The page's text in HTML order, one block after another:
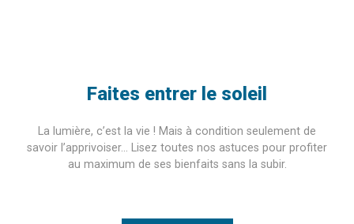
Faites entrer le soleil
La lumière, c’est la vie ! Mais à condition seulement de
savoir l’apprivoiser… Lisez toutes nos astuces pour profiter
au maximum de ses bienfaits sans la subir.